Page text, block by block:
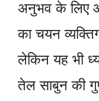
अनुभव के लिए
का चयन
लेकिन यह भी
तेल साबुन की